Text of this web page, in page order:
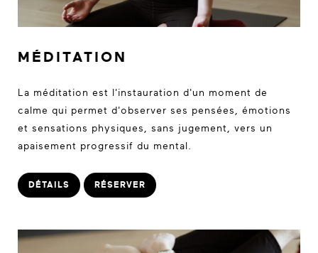
MÉDITATION
La méditation est l'instauration d'un moment de
calme qui permet d'observer ses pensées, émotions
et sensations physiques, sans jugement, vers un
apaisement progressif du mental.
DÉTAILS RÉSERVER